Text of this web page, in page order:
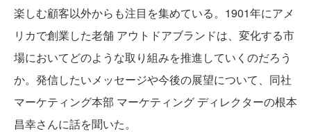
楽しむ顧客以外からも注目を集めている。1901年にアメ
リカで創業した老舗 アウトドアブランドは、変化する市
場においてどのような取り組みを推進していくのだろう
か。発信したいメッセージや今後の展望について、同社
マーケティング本部 マーケティング ディレクターの根本
昌幸さんに話を聞いた。